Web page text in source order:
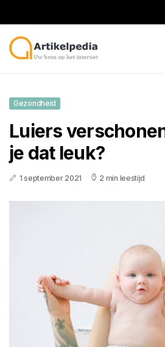
Gezondheid
Luiers
je dat leuk?
1 september 2021 2 min leestijd